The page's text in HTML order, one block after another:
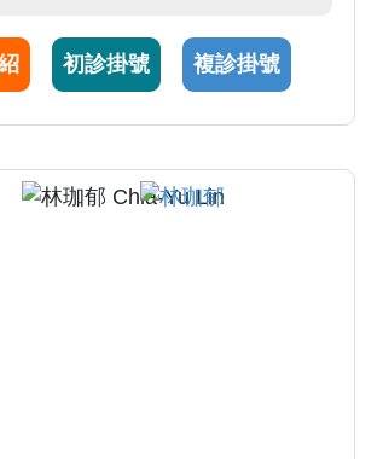
痛並縮短復原期；亦擅長嚴重駝
翻修，處理困難病例經驗豐富。
恢復生活品質。
初診掛號 複診掛號